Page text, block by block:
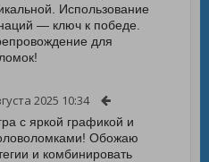
Использование
— ключ к победе.
для
2025 10:34
с яркой графикой и
Обожаю
и комбинировать